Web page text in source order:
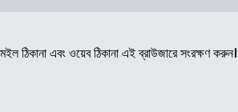
ঠিকানা এবং ওয়েব ঠিকানা এই ব্রাউজারে সংরক্ষণ করুন।